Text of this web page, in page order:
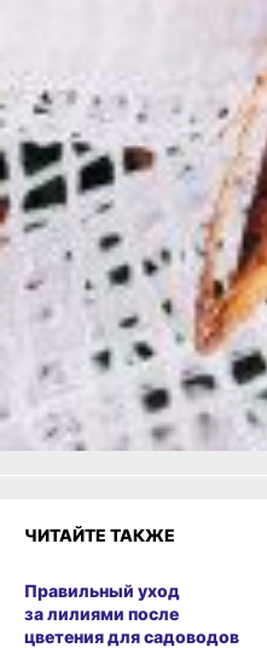
просыхают и отлично
Ирина Воронова,
со стажем,
В ТЕМУ:
Уборка и хранение моркови:
хабаровским огородникам
на заметку
Еще больше
советов: Одноклассники,
Телеграм
Как вам материал?
Огонь!
Супер
3
Грустно
Злость
1
Разочарование
ЧИТАЙТЕ ТАКЖЕ
Правильный уход
за лилиями после
цветения для садоводов